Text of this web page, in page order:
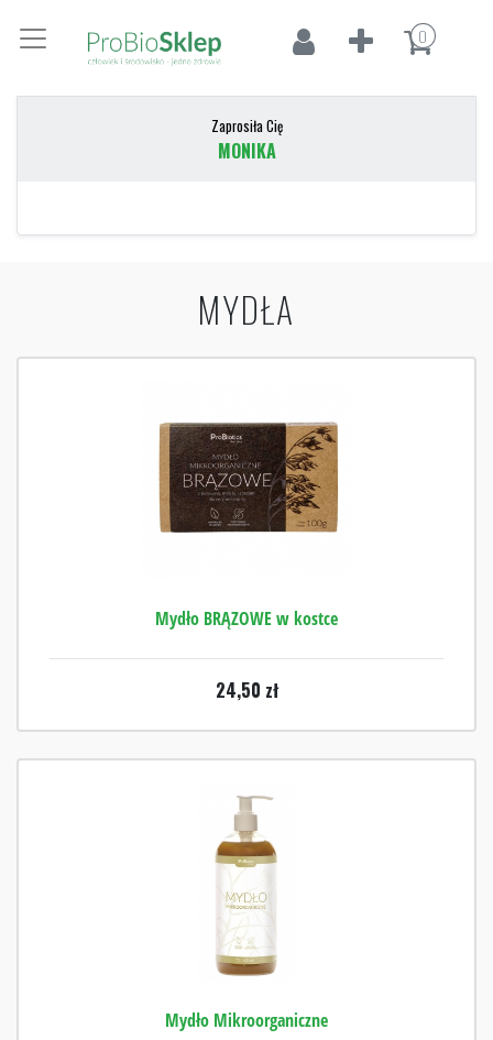
0
Zaprosiła Cię
MONIKA
MYDŁA
Mydło BRĄZOWE w kostce
24,50 zł
Mydło Mikroorganiczne